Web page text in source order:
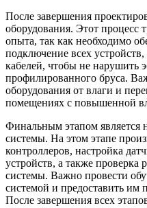
После завершения
оборудования. Этот процесс
опыта, так как необходимо
подключение всех
кабелей, чтобы не нарушить
профилированного бруса.
оборудования от влаги и
помещениях с повышенной
Финальным этапом является
системы. На этом этапе
контроллеров, настройка
устройств, а также проверка
системы. Важно провести
системой и предоставить
После завершения всех